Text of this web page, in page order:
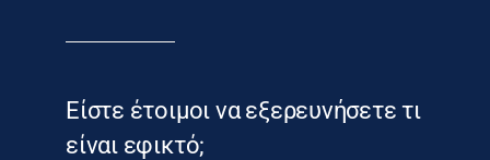
Είστε έτοιμοι να εξερευνήσετε τι
είναι εφικτό;